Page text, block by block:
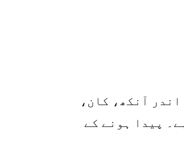
آنکھ، کان،
پیدا ہونے کے